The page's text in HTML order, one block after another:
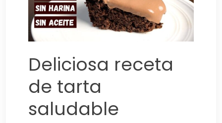
Deliciosa receta
de tarta
saludable